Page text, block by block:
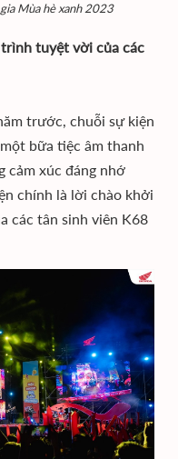
Mùa hè xanh 2023
tuyệt vời của các
trước, chuỗi sự kiện
bữa tiệc âm thanh
cảm xúc đáng nhớ
chính là lời chào khởi
các tân sinh viên K68